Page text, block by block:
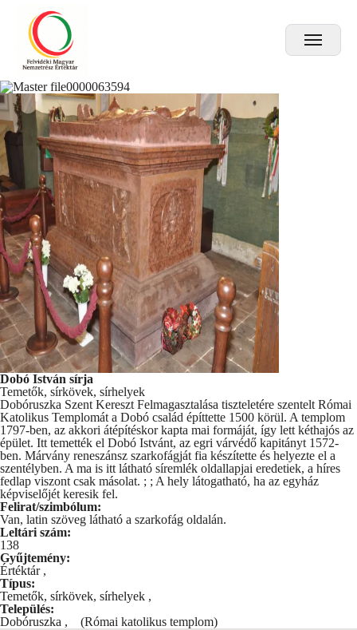
Dobó István sírja
Temetők, sírkövek, sírhelyek
Dobóruszka Szent Kereszt Felmagasztalása tiszteletére szentelt Római
Katolikus Templomát a Dobó család építtette 1500 körül. A templom
1797-ben, az akkori átépítéskor kapta mai formáját, így lett kéthajós az
épület. Itt temették el Dobó Istvánt, az egri várvédő kapitányt 1572-
ben. Márvány reneszánsz szarkofágját fia készítette és helyezte el a
szentélyben. A ma is itt látható síremlék oldallapjai eredetiek, a híres
fedlap viszont csak másolat. ; ; A hely látogatható, ha az egyház
képviselőjét keresik fel.
Felirat/szimbólum:
Van, latin szöveg látható a szarkofág oldalán.
Leltári szám:
138
Gyűjtemény:
Értéktár ,
Típus:
Temetők, sírkövek, sírhelyek ,
Település:
Dobóruszka , (Római katolikus templom)